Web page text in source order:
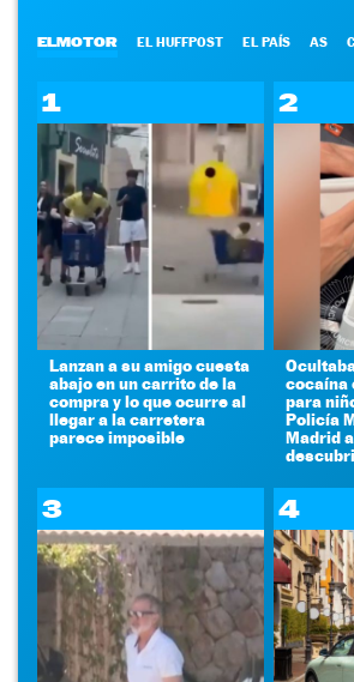
ELMOTOR EL HUFFPOST EL PAÍS AS
1
Lanzan a su amigo cuesta
abajo en un carrito de la
compra y lo que ocurre al
llegar a la carretera
parece imposible
2
cocaína
para
Policía
Madrid
3 4